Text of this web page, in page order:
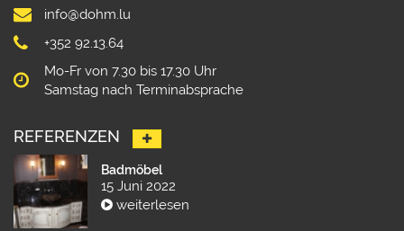
info@dohm.lu
+352 92.13.64
Mo-Fr von 7.30 bis 17.30 Uhr
Samstag nach Terminabsprache
REFERENZEN
Badmöbel
15 Juni 2022
weiterlesen